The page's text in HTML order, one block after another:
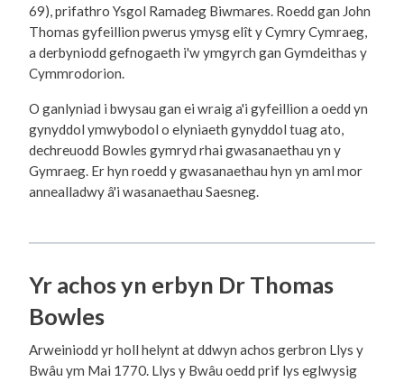
69), prifathro Ysgol Ramadeg Biwmares. Roedd gan John
Thomas gyfeillion pwerus ymysg elît y Cymry Cymraeg,
a derbyniodd gefnogaeth i'w ymgyrch gan Gymdeithas y
Cymmrodorion.
O ganlyniad i bwysau gan ei wraig a'i gyfeillion a oedd yn
gynyddol ymwybodol o elyniaeth gynyddol tuag ato,
dechreuodd Bowles gymryd rhai gwasanaethau yn y
Gymraeg. Er hyn roedd y gwasanaethau hyn yn aml mor
annealladwy â'i wasanaethau Saesneg.
Yr achos yn erbyn Dr Thomas
Bowles
Arweiniodd yr holl helynt at ddwyn achos gerbron Llys y
Bwâu ym Mai 1770. Llys y Bwâu oedd prif lys eglwysig